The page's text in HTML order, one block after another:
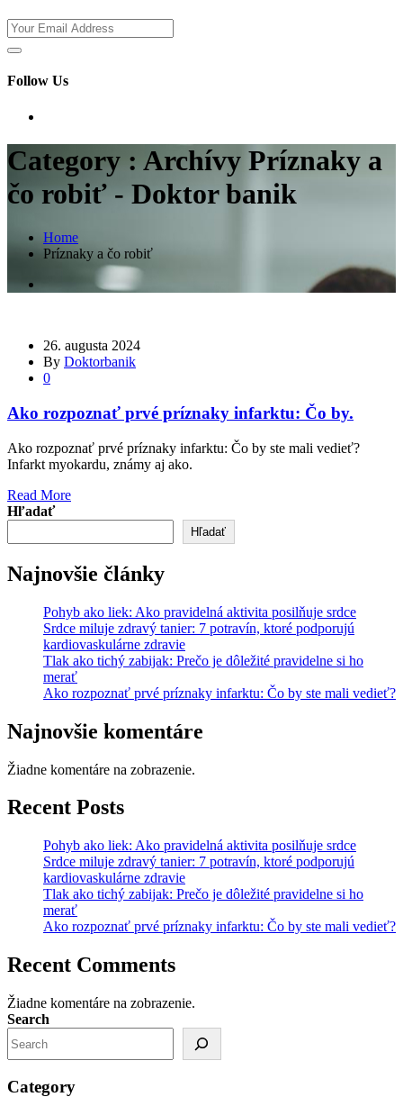
Follow Us
Category : Archívy Príznaky a
čo robiť - Doktor banik
Home
Príznaky a čo robiť
26. augusta 2024
By Doktorbanik
0
Ako rozpoznať prvé príznaky infarktu: Čo by.
Ako rozpoznať prvé príznaky infarktu: Čo by ste mali vedieť?
Infarkt myokardu, známy aj ako.
Read More
Hľadať
Hľadať
Najnovšie články
Pohyb ako liek: Ako pravidelná aktivita posilňuje srdce
Srdce miluje zdravý tanier: 7 potravín, ktoré podporujú
kardiovaskulárne zdravie
Tlak ako tichý zabijak: Prečo je dôležité pravidelne si ho
merať
Ako rozpoznať prvé príznaky infarktu: Čo by ste mali vedieť?
Najnovšie komentáre
Žiadne komentáre na zobrazenie.
Recent Posts
Pohyb ako liek: Ako pravidelná aktivita posilňuje srdce
Srdce miluje zdravý tanier: 7 potravín, ktoré podporujú
kardiovaskulárne zdravie
Tlak ako tichý zabijak: Prečo je dôležité pravidelne si ho
merať
Ako rozpoznať prvé príznaky infarktu: Čo by ste mali vedieť?
Recent Comments
Žiadne komentáre na zobrazenie.
Search
Category